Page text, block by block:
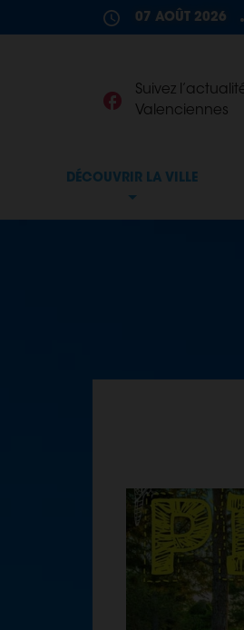
07 AOÛT 2026
Suivez
Valenciennes
DÉCOUVRIR LA VILLE